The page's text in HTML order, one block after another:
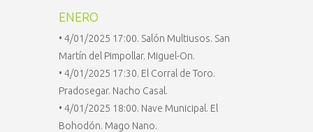
ENERO
• 4/01/2025 17:00. Salón Multiusos. San
Martín del Pimpollar. Miguel-On.
• 4/01/2025 17:30. El Corral de Toro.
Pradosegar. Nacho Casal.
• 4/01/2025 18:00. Nave Municipal. El
Bohodón. Mago Nano.